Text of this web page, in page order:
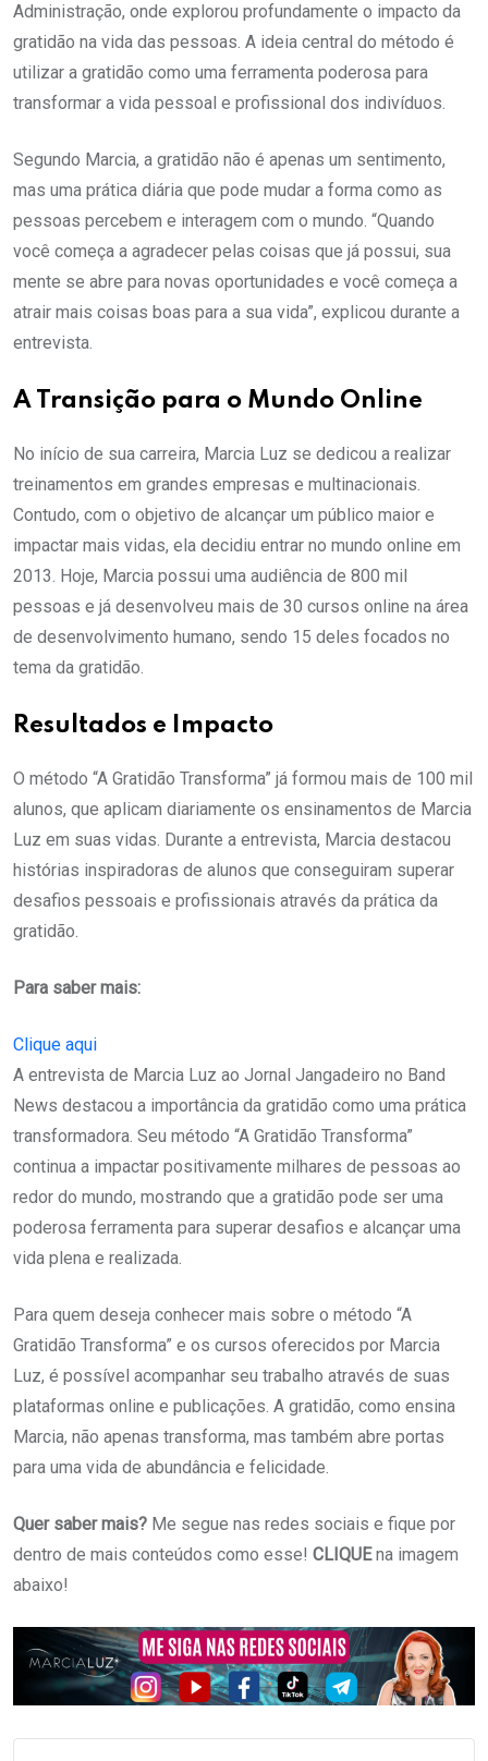
Administração, onde explorou profundamente o impacto da
gratidão na vida das pessoas. A ideia central do método é
utilizar a gratidão como uma ferramenta poderosa para
transformar a vida pessoal e profissional dos indivíduos.
Segundo Marcia, a gratidão não é apenas um sentimento,
mas uma prática diária que pode mudar a forma como as
pessoas percebem e interagem com o mundo. “Quando
você começa a agradecer pelas coisas que já possui, sua
mente se abre para novas oportunidades e você começa a
atrair mais coisas boas para a sua vida”, explicou durante a
entrevista.
A Transição para o Mundo Online
No início de sua carreira, Marcia Luz se dedicou a realizar
treinamentos em grandes empresas e multinacionais.
Contudo, com o objetivo de alcançar um público maior e
impactar mais vidas, ela decidiu entrar no mundo online em
2013. Hoje, Marcia possui uma audiência de 800 mil
pessoas e já desenvolveu mais de 30 cursos online na área
de desenvolvimento humano, sendo 15 deles focados no
tema da gratidão.
Resultados e Impacto
O método “A Gratidão Transforma” já formou mais de 100 mil
alunos, que aplicam diariamente os ensinamentos de Marcia
Luz em suas vidas. Durante a entrevista, Marcia destacou
histórias inspiradoras de alunos que conseguiram superar
desafios pessoais e profissionais através da prática da
gratidão.
Para saber mais:
Clique aqui
A entrevista de Marcia Luz ao Jornal Jangadeiro no Band
News destacou a importância da gratidão como uma prática
transformadora. Seu método “A Gratidão Transforma”
continua a impactar positivamente milhares de pessoas ao
redor do mundo, mostrando que a gratidão pode ser uma
poderosa ferramenta para superar desafios e alcançar uma
vida plena e realizada.
Para quem deseja conhecer mais sobre o método “A
Gratidão Transforma” e os cursos oferecidos por Marcia
Luz, é possível acompanhar seu trabalho através de suas
plataformas online e publicações. A gratidão, como ensina
Marcia, não apenas transforma, mas também abre portas
para uma vida de abundância e felicidade.
Quer saber mais? Me segue nas redes sociais e fique por
dentro de mais conteúdos como esse! CLIQUEna imagem
abaixo!